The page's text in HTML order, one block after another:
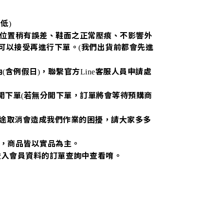
)
置稍有誤差、鞋面之正常壓痕、不影響外
以接受再進行下單。 (我們出貨前都會先進
(含例假日) ，聯繫官方Line客服人員申請處
下單(若無分開下單，訂單將會等待預購商
取消會造成我們作業的困擾，請大家多多
商品皆以實品為主。
會員資料的訂單查詢中查看唷。